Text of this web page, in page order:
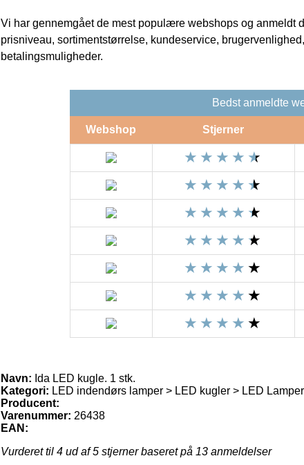
Vi har gennemgået de mest populære webshops og anmeldt
prisniveau, sortimentstørrelse, kundeservice,
betalingsmuligheder.
Bedst anmeldte
Webshop Stjerner
Navn: Ida LED kugle. 1 stk.
Kategori: LED indendørs lamper > LED kugler > LED
Producent:
Varenummer: 26438
EAN:
Vurderet til 4 ud af 5 stjerner baseret på 13 anmeldelser